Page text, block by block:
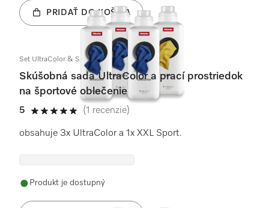
PRIDAŤ DO KOŠÍKA
Set UltraColor & Sport
Skúšobná sada UltraColor a prací prostriedok
na športové oblečenie
5
5 / 5
(1 recenzie)
obsahuje 3x UltraColor a 1x XXL Sport.
Produkt je dostupný